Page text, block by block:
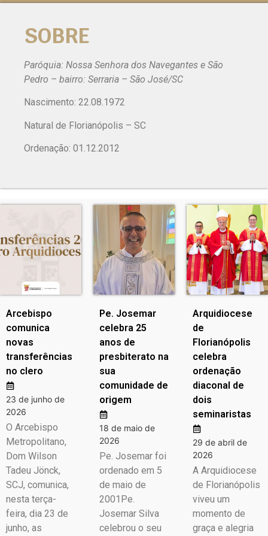
SOBRE
Paróquia: Nossa Senhora dos Navegantes e São
Pedro – bairro: Serraria – São José/SC
Nascimento: 22.08.1972
Natural de Florianópolis – SC
Ordenação: 01.12.2012
Arcebispo
comunica
novas
transferências
no clero
23 de junho de
2026
O Arcebispo
Metropolitano,
Dom Wilson
Tadeu Jönck,
SCJ, comunica,
nesta terça-
feira, dia 23 de
junho, as
Pe. Josemar
celebra 25
anos de
presbiterato na
sua
comunidade de
origem
18 de maio de
2026
Pe. Josemar foi
ordenado em 5
de maio de
2001Pe.
Josemar Silva
celebrou o seu
Arquidiocese
de
Florianópolis
celebra
ordenação
diaconal de
dois
seminaristas
29 de abril de
2026
A Arquidiocese
de Florianópolis
viveu um
momento de
graça e alegria